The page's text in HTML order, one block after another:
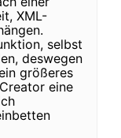
XML-
selbst
deswegen
größeres
eine